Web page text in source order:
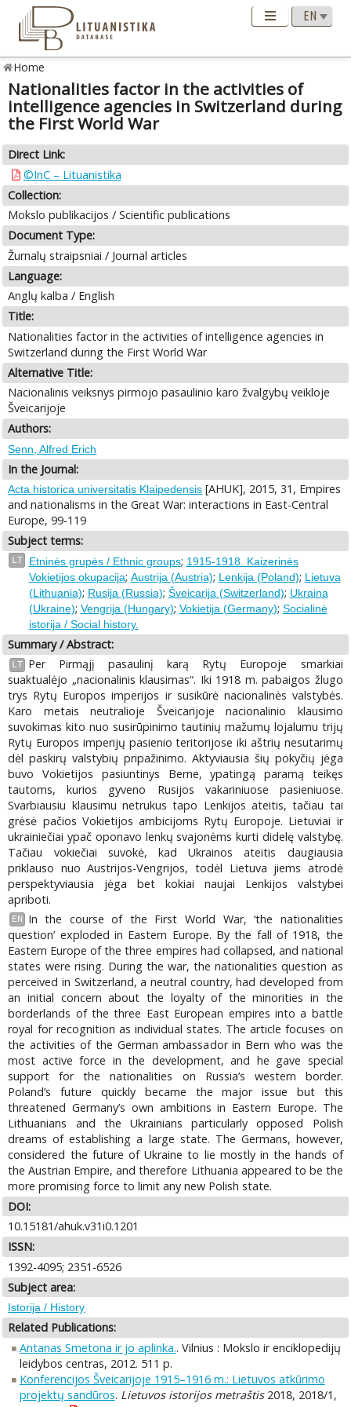
Home
Nationalities factor in the activities of
intelligence agencies in Switzerland during
the First World War
Direct Link:
©InC – Lituanistika
Collection:
Mokslo publikacijos / Scientific publications
Document Type:
Žurnalų straipsniai / Journal articles
Language:
Anglų kalba / English
Title:
Nationalities factor in the activities of intelligence agencies in
Switzerland during the First World War
Alternative Title:
Nacionalinis veiksnys pirmojo pasaulinio karo žvalgybų veikloje
Šveicarijoje
Authors:
Senn, Alfred Erich
In the Journal:
Acta historica universitatis Klaipedensis [AHUK], 2015, 31, Empires
and nationalisms in the Great War: interactions in East-Central
Europe, 99-119
Subject terms:
LT Etninės grupės / Ethnic groups; 1915-1918. Kaizerinės
Vokietijos okupacija; Austrija (Austria); Lenkija (Poland); Lietuva
(Lithuania); Rusija (Russia); Šveicarija (Switzerland); Ukraina
(Ukraine); Vengrija (Hungary); Vokietija (Germany); Socialinė
istorija / Social history.
Summary / Abstract:
LT
Per Pirmąjį pasaulinį karą Rytų Europoje smarkiai
suaktualėjo „nacionalinis klausimas“. Iki 1918 m. pabaigos žlugo
trys Rytų Europos imperijos ir susikūrė nacionalinės valstybės.
Karo metais neutralioje Šveicarijoje nacionalinio klausimo
suvokimas kito nuo susirūpinimo tautinių mažumų lojalumu trijų
Rytų Europos imperijų pasienio teritorijose iki aštrių nesutarimų
dėl paskirų valstybių pripažinimo. Aktyviausia šių pokyčių jėga
buvo Vokietijos pasiuntinys Berne, ypatingą paramą teikęs
tautoms, kurios gyveno Rusijos vakariniuose pasieniuose.
Svarbiausiu klausimu netrukus tapo Lenkijos ateitis, tačiau tai
grėsė pačios Vokietijos ambicijoms Rytų Europoje. Lietuviai ir
ukrainiečiai ypač oponavo lenkų svajonėms kurti didelę valstybę.
Tačiau vokiečiai suvokė, kad Ukrainos ateitis daugiausia
priklauso nuo Austrijos-Vengrijos, todėl Lietuva jiems atrodė
perspektyviausia jėga bet kokiai naujai Lenkijos valstybei
apriboti.
EN
In the course of the First World War, ‘the nationalities
question’ exploded in Eastern Europe. By the fall of 1918, the
Eastern Europe of the three empires had collapsed, and national
states were rising. During the war, the nationalities question as
perceived in Switzerland, a neutral country, had developed from
an initial concern about the loyalty of the minorities in the
borderlands of the three East European empires into a battle
royal for recognition as individual states. The article focuses on
the activities of the German ambassador in Bern who was the
most active force in the development, and he gave special
support for the nationalities on Russia’s western border.
Poland’s future quickly became the major issue but this
threatened Germany’s own ambitions in Eastern Europe. The
Lithuanians and the Ukrainians particularly opposed Polish
dreams of establishing a large state. The Germans, however,
considered the future of Ukraine to lie mostly in the hands of
the Austrian Empire, and therefore Lithuania appeared to be the
more promising force to limit any new Polish state.
DOI:
10.15181/ahuk.v31i0.1201
ISSN:
1392-4095; 2351-6526
Subject area:
Istorija / History
Related Publications:
Antanas Smetona ir jo aplinka.. Vilnius : Mokslo ir enciklopedijų
leidybos centras, 2012. 511 p.
Konferencijos Šveicarijoje 1915–1916 m.: Lietuvos atkūrimo
projektų sandūros. Lietuvos istorijos metraštis2018, 2018/1,